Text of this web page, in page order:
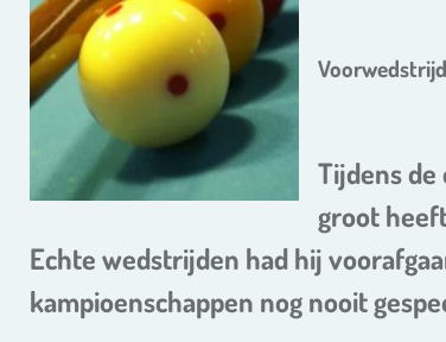
Tijdens
groot
Echte wedstrijden had hij
kampioenschappen nog nooit